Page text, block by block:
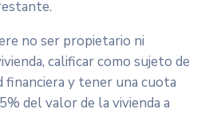
no ser propietario ni
calificar como sujeto de
y tener una cuota
del valor de la vivienda a